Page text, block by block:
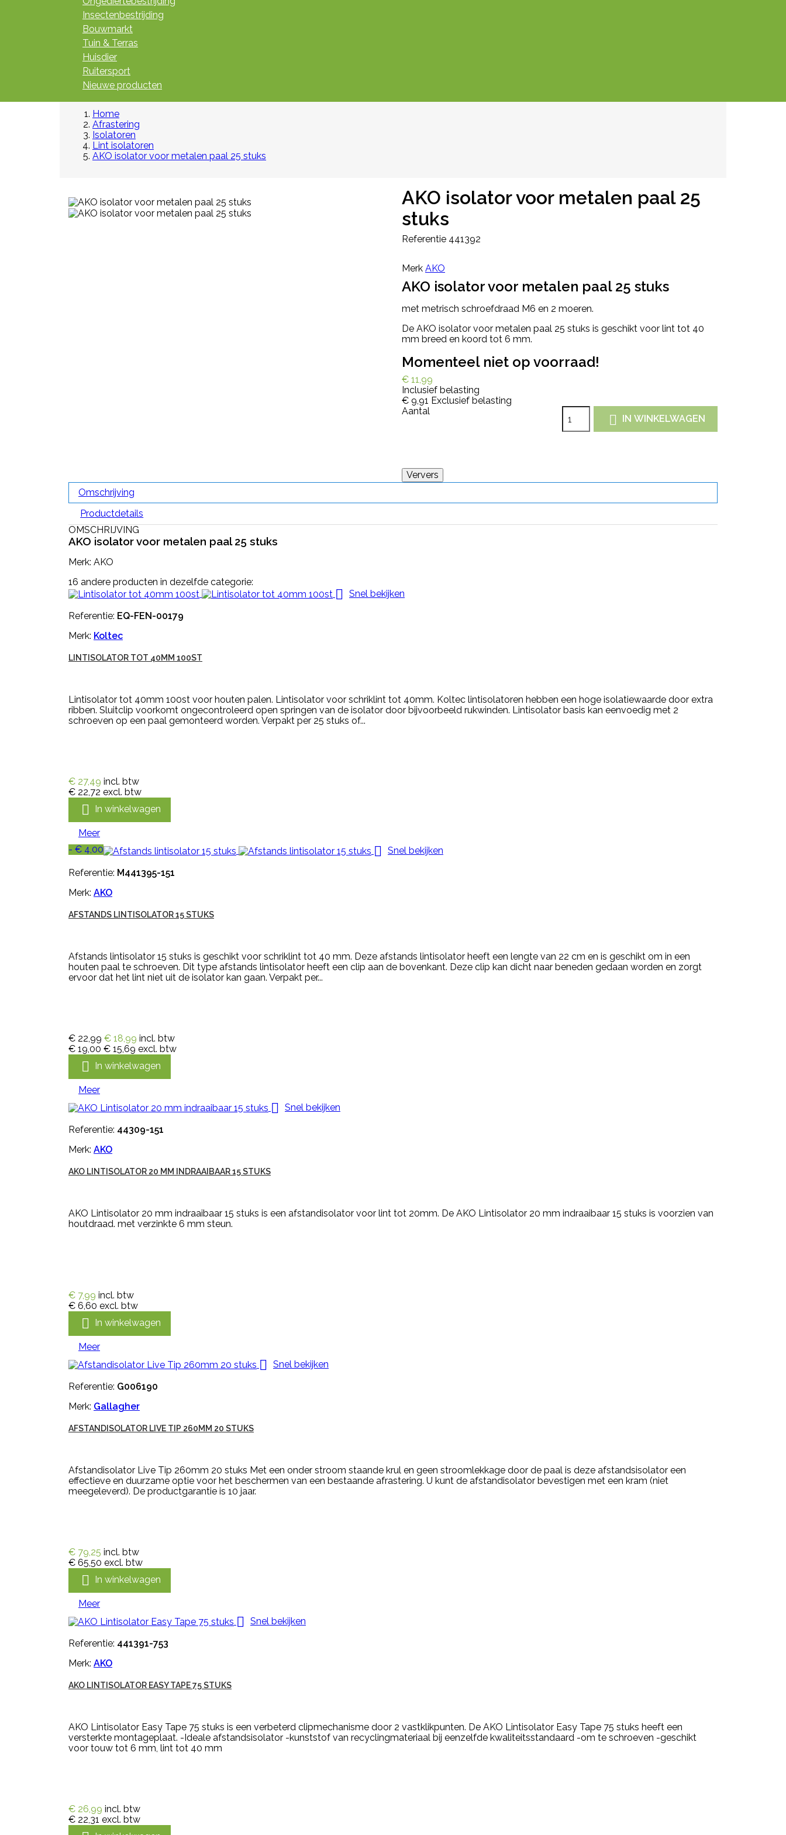
Insectenbestrijding
Bouwmarkt
Tuin & Terras
Huisdier
Ruitersport
Nieuwe producten
Home
Afrastering
Isolatoren
Lint isolatoren
AKO isolator voor metalen paal 25 stuks
AKO isolator voor metalen paal 25
stuks
Referentie 441392
Merk AKO
AKO isolator voor metalen paal 25 stuks
met metrisch schroefdraad M6 en 2 moeren.
De AKO isolator voor metalen paal 25 stuks is geschikt voor lint tot 40
mm breed en koord tot 6 mm.
Momenteel niet op voorraad!
€ 11,99
Inclusief belasting
€ 9,91 Exclusief belasting
Aantal
 IN WINKELWAGEN
Omschrijving
Productdetails
OMSCHRIJVING
AKO isolator voor metalen paal 25 stuks
Merk: AKO
16 andere producten in dezelfde categorie:
 Snel bekijken
Referentie: EQ-FEN-00179
Merk: Koltec
LINTISOLATOR TOT 40MM 100ST
Lintisolator tot 40mm 100st voor houten palen. Lintisolator voor schriklint tot 40mm. Koltec lintisolatoren hebben een hoge isolatiewaarde door extra
ribben. Sluitclip voorkomt ongecontroleerd open springen van de isolator door bijvoorbeeld rukwinden. Lintisolator basis kan eenvoedig met 2
schroeven op een paal gemonteerd worden. Verpakt per 25 stuks of...
€ 27,49 incl. btw
€ 22,72 excl. btw
 In winkelwagen
Meer
- € 4,00
 Snel bekijken
Referentie: M441395-151
Merk: AKO
AFSTANDS LINTISOLATOR 15 STUKS
Afstands lintisolator 15 stuks is geschikt voor schriklint tot 40 mm. Deze afstands lintisolator heeft een lengte van 22 cm en is geschikt om in een
houten paal te schroeven. Dit type afstands lintisolator heeft een clip aan de bovenkant. Deze clip kan dicht naar beneden gedaan worden en zorgt
ervoor dat het lint niet uit de isolator kan gaan. Verpakt per...
€ 22,99 € 18,99 incl. btw
€ 19,00 € 15,69 excl. btw
 In winkelwagen
Meer
 Snel bekijken
Referentie: 44309-151
Merk: AKO
AKO LINTISOLATOR 20 MM INDRAAIBAAR 15 STUKS
AKO Lintisolator 20 mm indraaibaar 15 stuks is een afstandisolator voor lint tot 20mm. De AKO Lintisolator 20 mm indraaibaar 15 stuks is voorzien van
houtdraad. met verzinkte 6 mm steun.
€ 7,99 incl. btw
€ 6,60 excl. btw
 In winkelwagen
Meer
 Snel bekijken
Referentie: G006190
Merk: Gallagher
AFSTANDISOLATOR LIVE TIP 260MM 20 STUKS
Afstandisolator Live Tip 260mm 20 stuks Met een onder stroom staande krul en geen stroomlekkage door de paal is deze afstandsisolator een
effectieve en duurzame optie voor het beschermen van een bestaande afrastering. U kunt de afstandisolator bevestigen met een kram (niet
meegeleverd). De productgarantie is 10 jaar.
€ 79,25 incl. btw
€ 65,50 excl. btw
 In winkelwagen
Meer
 Snel bekijken
Referentie: 441391-753
Merk: AKO
AKO LINTISOLATOR EASY TAPE 75 STUKS
AKO Lintisolator Easy Tape 75 stuks is een verbeterd clipmechanisme door 2 vastklikpunten. De AKO Lintisolator Easy Tape 75 stuks heeft een
versterkte montageplaat. -Ideale afstandsisolator -kunststof van recyclingmateriaal bij eenzelfde kwaliteitsstandaard -om te schroeven -geschikt
voor touw tot 6 mm, lint tot 40 mm
€ 26,99 incl. btw
€ 22,31 excl. btw